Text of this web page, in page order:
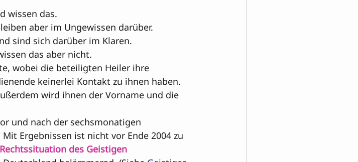
wissen das.
aber im Ungewissen darüber.
sind sich darüber im Klaren.
das aber nicht.
wobei die beteiligten Heiler ihre
keinerlei Kontakt zu ihnen haben.
wird ihnen der Vorname und die
und nach der sechsmonatigen
Ergebnissen ist nicht vor Ende 2004 zu
des Geistigen